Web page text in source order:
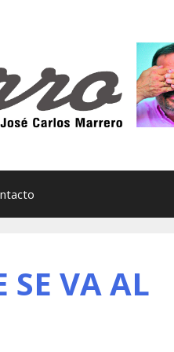
SE VA AL